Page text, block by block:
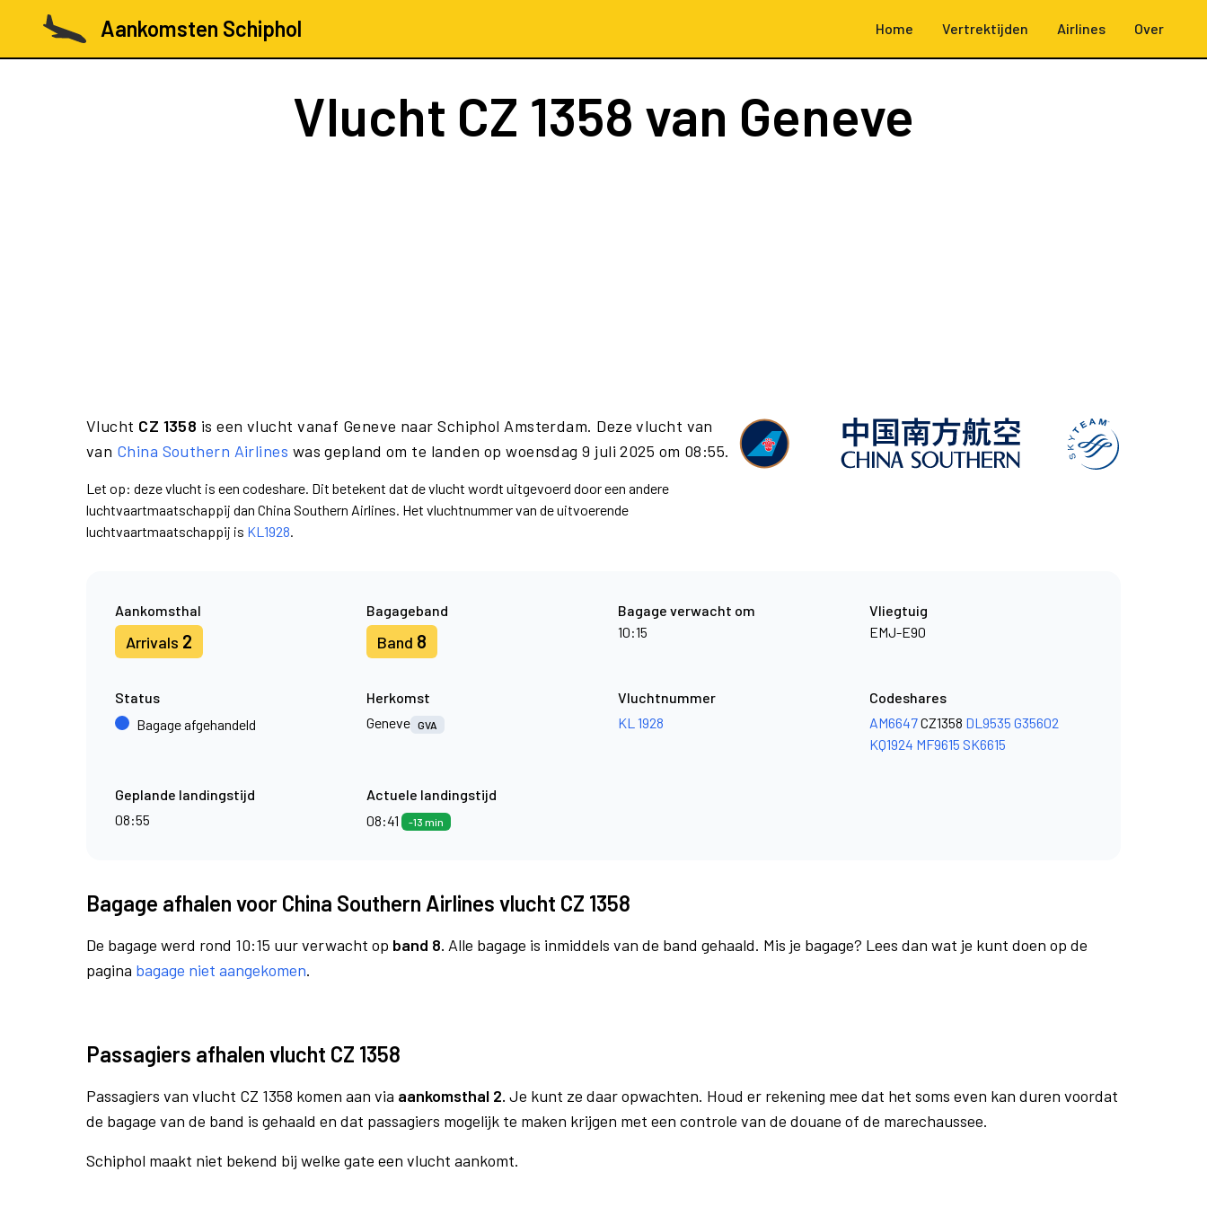
Aankomsten Schiphol Home Vertrektijden Airlines Over
Vlucht CZ 1358 van Geneve
Vlucht CZ 1358 is een vlucht vanaf Geneve naar Schiphol Amsterdam. Deze vlucht van
van China Southern Airlines was gepland om te landen op woensdag 9 juli 2025 om 08:55.
Let op: deze vlucht is een codeshare. Dit betekent dat de vlucht wordt uitgevoerd door een andere
luchtvaartmaatschappij dan China Southern Airlines. Het vluchtnummer van de uitvoerende
luchtvaartmaatschappij is KL1928.
Aankomsthal
Arrivals 2
Bagageband
Band 8
Bagage verwacht om
10:15
Vliegtuig
EMJ-E90
Status
Bagage afgehandeld
Herkomst
Geneve GVA
Vluchtnummer
KL 1928
Codeshares
AM6647CZ1358 DL9535 G35602
KQ1924 MF9615 SK6615
Geplande landingstijd
08:55
Actuele landingstijd
08:41
-13 min
Bagage afhalen voor China Southern Airlines vlucht CZ 1358
De bagage werd rond 10:15 uur verwacht op band 8. Alle bagage is inmiddels van de band gehaald. Mis je bagage? Lees dan wat je kunt doen op de
pagina bagage niet aangekomen.
Passagiers afhalen vlucht CZ 1358
Passagiers van vlucht CZ 1358 komen aan via aankomsthal 2. Je kunt ze daar opwachten. Houd er rekening mee dat het soms even kan duren voordat
de bagage van de band is gehaald en dat passagiers mogelijk te maken krijgen met een controle van de douane of de marechaussee.
Schiphol maakt niet bekend bij welke gate een vlucht aankomt.